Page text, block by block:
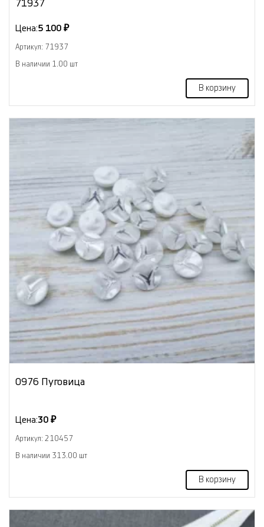
71937
Цена:5 100 ₽
Артикул: 71937
В наличии 1.00 шт
В корзину
0976 Пуговица
Цена:30 ₽
Артикул: 210457
В наличии 313.00 шт
В корзину